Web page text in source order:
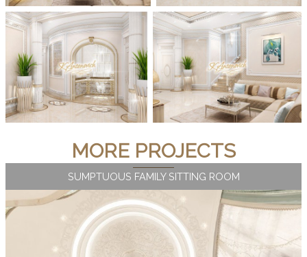
MORE PROJECTS
SUMPTUOUS FAMILY SITTING ROOM